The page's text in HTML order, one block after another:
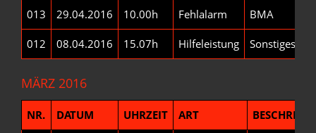
013 29.04.2016 10.00h Fehlalarm BMA
012 08.04.2016 15.07h Hilfeleistung Sonstiges
MÄRZ 2016
NR. DATUM UHRZEIT ART